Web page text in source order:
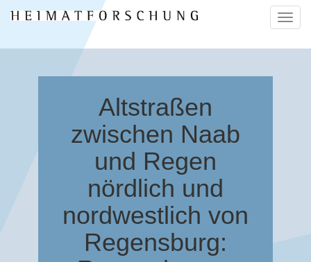
ein-/
Altstraßen
zwischen Naab
und Regen
nördlich und
nordwestlich von
Regensburg: